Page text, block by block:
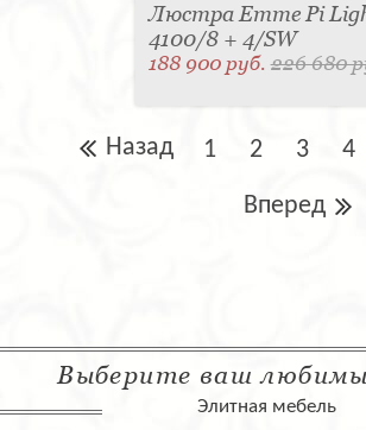
Люстра Emme Pi
4100/8 + 4/SW
188 900 руб.226 680
Назад 1 2 3 4
Вперед
Выберите ваш
Элитная мебель